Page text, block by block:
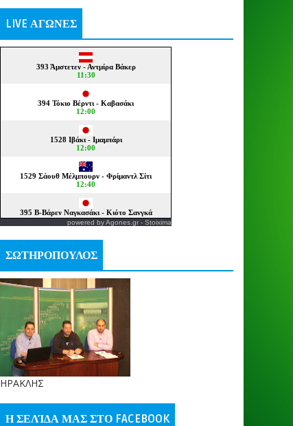
LIVE ΑΓΩΝΕΣ
powered byAgones.gr - Stoixima
ΣΩΤΗΡΟΠΟΥΛΟΣ
ΗΡΑΚΛΗΣ
Η ΣΕΛΊΔΑ ΜΑΣ ΣΤΟ FACEBOOK